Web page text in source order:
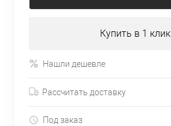
Купить в 1 клик
Нашли дешевле
Рассчитать доставку
Под заказ